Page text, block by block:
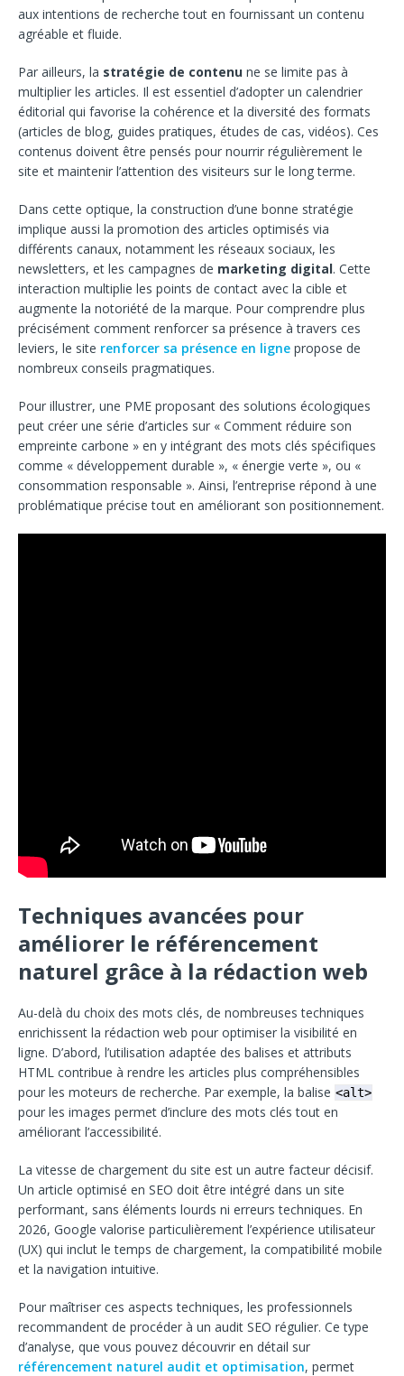
aux intentions de recherche tout en fournissant un contenu
agréable et fluide.
Par ailleurs, la stratégie de contenu ne se limite pas à
multiplier les articles. Il est essentiel d’adopter un calendrier
éditorial qui favorise la cohérence et la diversité des formats
(articles de blog, guides pratiques, études de cas, vidéos). Ces
contenus doivent être pensés pour nourrir régulièrement le
site et maintenir l’attention des visiteurs sur le long terme.
Dans cette optique, la construction d’une bonne stratégie
implique aussi la promotion des articles optimisés via
différents canaux, notamment les réseaux sociaux, les
newsletters, et les campagnes de marketing digital. Cette
interaction multiplie les points de contact avec la cible et
augmente la notoriété de la marque. Pour comprendre plus
précisément comment renforcer sa présence à travers ces
leviers, le site renforcer sa présence en ligne propose de
nombreux conseils pragmatiques.
Pour illustrer, une PME proposant des solutions écologiques
peut créer une série d’articles sur « Comment réduire son
empreinte carbone » en y intégrant des mots clés spécifiques
comme « développement durable », « énergie verte », ou «
consommation responsable ». Ainsi, l’entreprise répond à une
problématique précise tout en améliorant son positionnement.
Techniques avancées pour
améliorer le référencement
naturel grâce à la rédaction web
Au-delà du choix des mots clés, de nombreuses techniques
enrichissent la rédaction web pour optimiser la visibilité en
ligne. D’abord, l’utilisation adaptée des balises et attributs
HTML contribue à rendre les articles plus compréhensibles
pour les moteurs de recherche. Par exemple, la balise <alt>
pour les images permet d’inclure des mots clés tout en
améliorant l’accessibilité.
La vitesse de chargement du site est un autre facteur décisif.
Un article optimisé en SEO doit être intégré dans un site
performant, sans éléments lourds ni erreurs techniques. En
2026, Google valorise particulièrement l’expérience utilisateur
(UX) qui inclut le temps de chargement, la compatibilité mobile
et la navigation intuitive.
Pour maîtriser ces aspects techniques, les professionnels
recommandent de procéder à un audit SEO régulier. Ce type
d’analyse, que vous pouvez découvrir en détail sur
référencement naturel audit et optimisation, permet